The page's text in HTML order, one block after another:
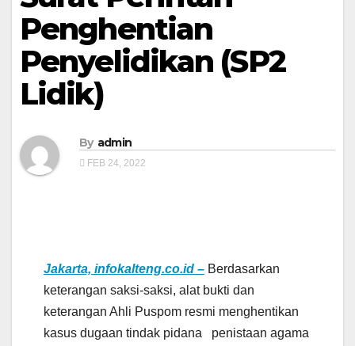
Penghentian
Penyelidikan (SP2
Lidik)
By admin
FEB 24, 2022
Jakarta, infokalteng.co.id – Berdasarkan
keterangan saksi-saksi, alat bukti dan
keterangan Ahli Puspom resmi menghentikan
kasus dugaan tindak pidana penistaan agama